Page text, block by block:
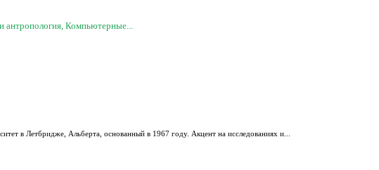
антропология, Компьютерные...
в Летбридже, Альберта, основанный в 1967 году. Акцент на исследованиях и...